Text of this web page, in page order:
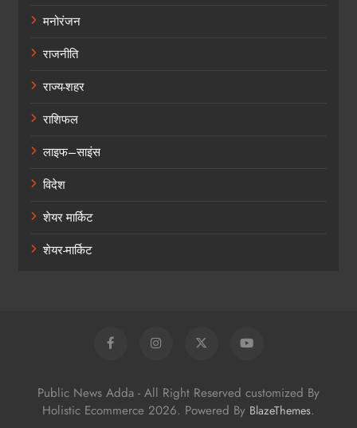
मनोरंजन
राजनीति
राज्य-शहर
राशिफल
लाइफ–साइंस
विदेश
शेयर मार्किट
शेयर-मार्किट
Public News Adda - All Right Reserved customized By
Holistic Ecommerce 2026. Powered By BlazeThemes.